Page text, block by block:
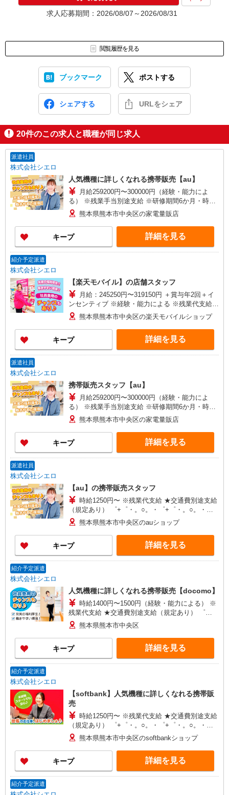
求人応募期間：2026/08/07～2026/08/31
閲覧履歴を見る
ブックマーク ポストする
シェアする URLをシェア
20件のこの求人と職種が同じ求人
派遣社員
株式会社シエロ
人気機種に詳しくなれる携帯販売【au】
月給259200円〜300000円（経験・能力によ
る） ※残業手当別途支給 ※研修期間6か月・時給
1500円〜 ★交通費別途支給（規定あり） ゜
+゜・。○。・゜+゜・。○。・゜+゜ 入社祝い金10
万円支給(規定有) お友達を紹介頂くと, インセンテ
ィブ支給(規定有) ゜・。○。・゜+゜・。○。・゜
+゜
熊本県熊本市中央区の家電量販店
キープ 詳細を見る
紹介予定派遣
株式会社シエロ
【楽天モバイル】の店舗スタッフ
月給：245250円〜319150円 ＋賞与年2回＋イ
ンセンティブ ※経験・能力による ※残業代支給
★交通費別途支給（規定あり） ゜+゜・。○。・゜
+゜・。○。・゜+゜ 入社祝い金10万円支給(規定
有) お友達を紹介頂くと, インセンティブ支給(規定
有) ゜・。○。・゜+゜・。○。・゜+゜
熊本県熊本市中央区の楽天モバイルショップ
キープ 詳細を見る
派遣社員
株式会社シエロ
携帯販売スタッフ【au】
月給259200円〜300000円（経験・能力によ
る） ※残業手当別途支給 ※研修期間6か月・時給
1500円〜 ★交通費別途支給（規定あり） ゜
+゜・。○。・゜+゜・。○。・゜+゜ 入社祝い金10
万円支給(規定有) お友達を紹介頂くと, インセンテ
ィブ支給(規定有) ゜・。○。・゜+゜・。○。・゜
+゜
熊本県熊本市中央区の家電量販店
キープ 詳細を見る
派遣社員
株式会社シエロ
【au】の携帯販売スタッフ
時給1250円〜 ※残業代支給 ★交通費別途支給
（規定あり） ゜+゜・。○。・゜+゜・。○。・゜
+゜ 入社祝い金10万円支給(規定有) お友達を紹介
頂くと, インセンティブ支給(規定有) ★月2回払
い・週払い可能（規程有）★ ゜・。○。・゜
+゜・。○。・゜+゜
熊本県熊本市中央区のauショップ
キープ 詳細を見る
紹介予定派遣
株式会社シエロ
人気機種に詳しくなれる携帯販売【docomo】
時給1400円〜1500円（経験・能力による） ※
残業代支給 ★交通費別途支給（規定あり） ゜
+゜・。○。・゜+゜・。○。・゜+゜ 入社祝い金10
万円支給(規定有) お友達を紹介頂くと, インセンテ
ィブ支給(規定有) ★月2回払い・週払い可能（規程
有）★ ゜・。○。・゜+゜・。○。・゜+゜
熊本県熊本市中央区
キープ 詳細を見る
紹介予定派遣
株式会社シエロ
【softbank】人気機種に詳しくなれる携帯販
売
時給1250円〜 ※残業代支給 ★交通費別途支給
（規定あり） ゜+゜・。○。・゜+゜・。○。・゜
+゜ 入社祝い金10万円支給(規定有) お友達を紹介
頂くと, インセンティブ支給(規定有) ★月2回払
い・週払い可能（規程有）★ ゜・。○。・゜
+゜・。○。・゜+゜
熊本県熊本市中央区のsoftbankショップ
キープ 詳細を見る
紹介予定派遣